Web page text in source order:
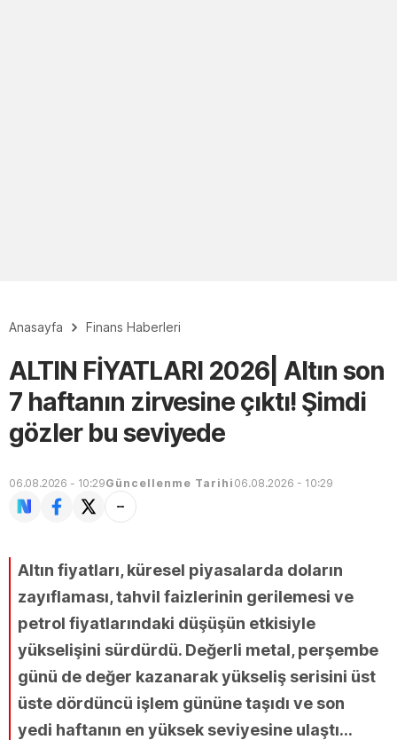
Anasayfa Finans Haberleri
ALTIN FİYATLARI 2026| Altın son
7 haftanın zirvesine çıktı! Şimdi
gözler bu seviyede
06.08.2026 - 10:29Güncellenme Tarihi 06.08.2026 - 10:29
Altın fiyatları, küresel piyasalarda doların
zayıflaması, tahvil faizlerinin gerilemesi ve
petrol fiyatlarındaki düşüşün etkisiyle
yükselişini sürdürdü. Değerli metal, perşembe
günü de değer kazanarak yükseliş serisini üst
üste dördüncü işlem gününe taşıdı ve son
yedi haftanın en yüksek seviyesine ulaştı...